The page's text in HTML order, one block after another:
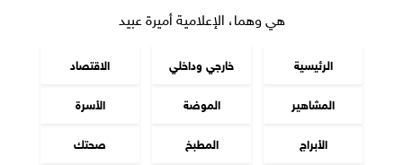
هي وهما، الإعلامية أميرة عبيد
الرئيسية خارجي وداخلي
الاقتصاد
المشاهير
الموضة
الأسرة
الأبراج
المطبخ صحتك